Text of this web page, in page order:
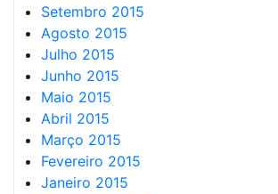
Setembro 2015
Agosto 2015
Julho 2015
Junho 2015
Maio 2015
Abril 2015
Março 2015
Fevereiro 2015
Janeiro 2015